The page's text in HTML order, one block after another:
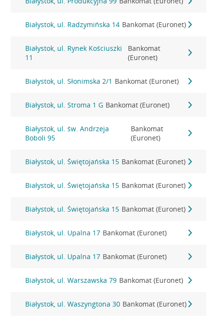
Białystok, ul. Radzymińska 14 Bankomat (Euronet)
Białystok, ul. Rynek Kościuszki
11
Bankomat
(Euronet)
Białystok, ul. Słonimska 2/1 Bankomat (Euronet)
Białystok, ul. Stroma 1 G Bankomat (Euronet)
Białystok, ul. św. Andrzeja
Boboli 95
Bankomat
(Euronet)
Białystok, ul. Świętojańska 15 Bankomat (Euronet)
Białystok, ul. Świętojańska 15 Bankomat (Euronet)
Białystok, ul. Świętojańska 15 Bankomat (Euronet)
Białystok, ul. Upalna 17 Bankomat (Euronet)
Białystok, ul. Upalna 17 Bankomat (Euronet)
Białystok, ul. Warszawska 79 Bankomat (Euronet)
Białystok, ul. Waszyngtona 30 Bankomat (Euronet)